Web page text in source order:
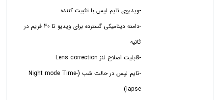
-دامنه دینامیکی گسترده برای ویدیو تا 30 فریم در
ثانیه
-قابلیت اصلاح لنز Lens correction
-تایم لپس در حالت شب (Night mode Time-
lapse)